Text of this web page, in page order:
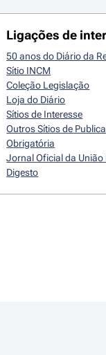
Ligações de
50 anos do Diário da
Sítio INCM
Coleção Legislação
Loja do Diário
Sítios de Interesse
Outros Sítios de
Obrigatória
Jornal Oficial da União
Digesto